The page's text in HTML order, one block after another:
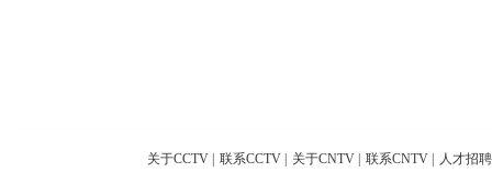
关于CCTV 联系CCTV 关于CNTV 联系CNTV 人才招聘